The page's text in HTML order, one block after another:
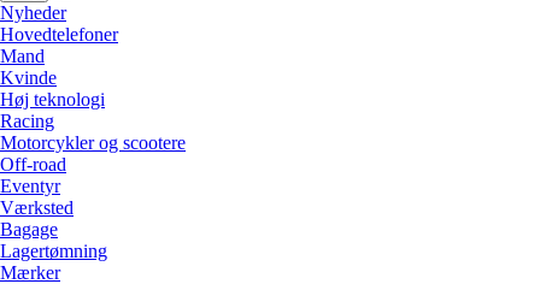
Nyheder
Hovedtelefoner
Mand
Kvinde
Høj teknologi
Racing
Motorcykler og scootere
Off-road
Eventyr
Værksted
Bagage
Lagertømning
Mærker